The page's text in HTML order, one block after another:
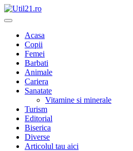
Skip
to
Acasa
Copii
Femei
Barbati
Animale
Cariera
Sanatate
Vitamine si minerale
Turism
Editorial
Biserica
Diverse
Articolul tau aici